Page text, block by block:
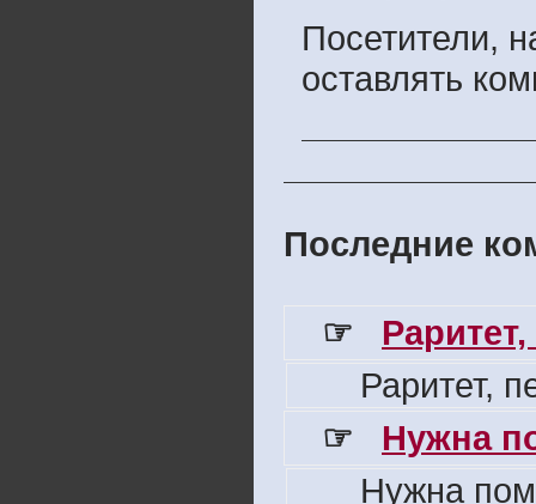
Посетители,
оставлять
Последние
☞
Раритет,
☞
Нужна
Нужна